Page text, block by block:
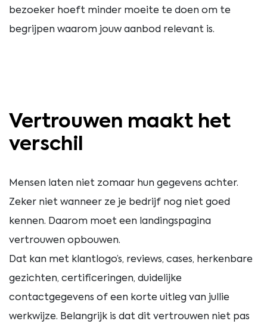
bezoeker hoeft minder moeite te doen om te
begrijpen waarom jouw aanbod relevant is.
Vertrouwen maakt het
verschil
Mensen laten niet zomaar hun gegevens achter.
Zeker niet wanneer ze je bedrijf nog niet goed
kennen. Daarom moet een landingspagina
vertrouwen opbouwen.
Dat kan met klantlogo’s, reviews, cases, herkenbare
gezichten, certificeringen, duidelijke
contactgegevens of een korte uitleg van jullie
werkwijze. Belangrijk is dat dit vertrouwen niet pas